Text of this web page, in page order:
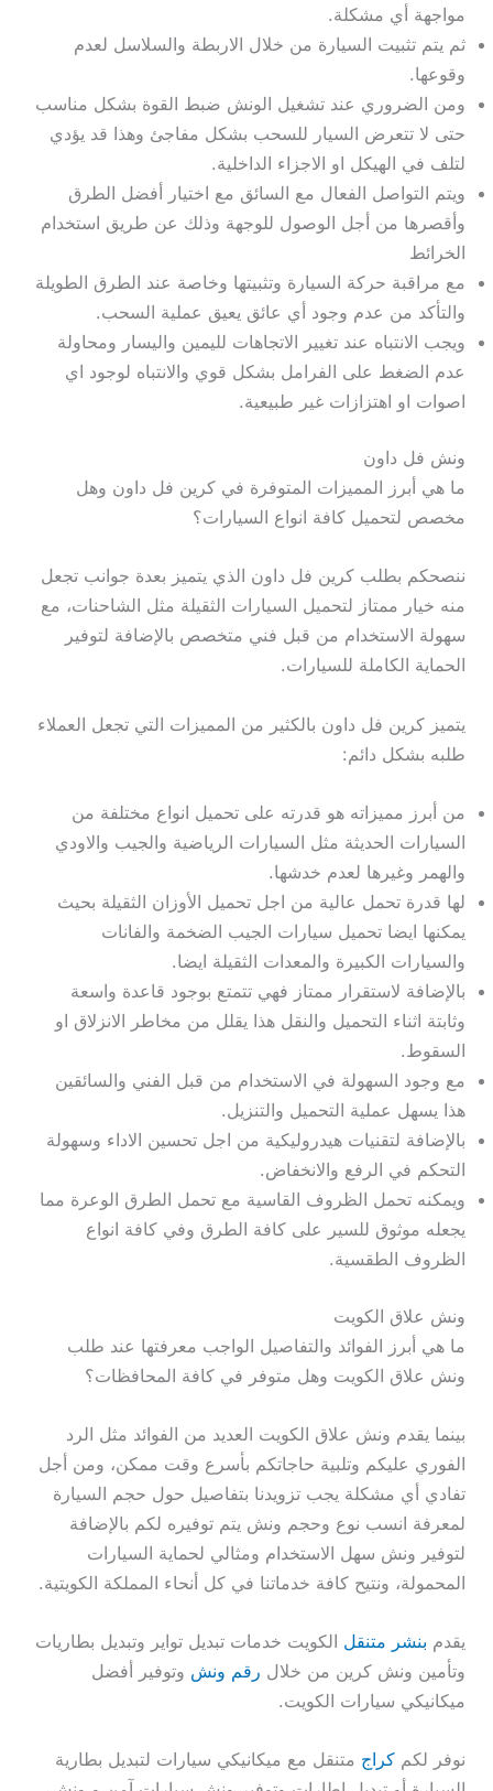
مواجهة أي مشكلة.
ثم يتم تثبيت السيارة من خلال الاربطة والسلاسل لعدم
وقوعها.
ومن الضروري عند تشغيل الونش ضبط القوة بشكل مناسب
حتى لا تتعرض السيار للسحب بشكل مفاجئ وهذا قد يؤدي
لتلف في الهيكل او الاجزاء الداخلية.
ويتم التواصل الفعال مع السائق مع اختيار أفضل الطرق
وأقصرها من أجل الوصول للوجهة وذلك عن طريق استخدام
الخرائط
مع مراقبة حركة السيارة وتثبيتها وخاصة عند الطرق الطويلة
والتأكد من عدم وجود أي عائق يعيق عملية السحب.
ويجب الانتباه عند تغيير الاتجاهات لليمين واليسار ومحاولة
عدم الضغط على الفرامل بشكل قوي والانتباه لوجود اي
اصوات او اهتزازات غير طبيعية.
ونش فل داون
ما هي أبرز المميزات المتوفرة في كرين فل داون وهل
مخصص لتحميل كافة انواع السيارات؟
ننصحكم بطلب كرين فل داون الذي يتميز بعدة جوانب تجعل
منه خيار ممتاز لتحميل السيارات الثقيلة مثل الشاحنات، مع
سهولة الاستخدام من قبل فني متخصص بالإضافة لتوفير
الحماية الكاملة للسيارات.
يتميز كرين فل داون بالكثير من المميزات التي تجعل العملاء
طلبه بشكل دائم:
من أبرز مميزاته هو قدرته على تحميل انواع مختلفة من
السيارات الحديثة مثل السيارات الرياضية والجيب والاودي
والهمر وغيرها لعدم خدشها.
لها قدرة تحمل عالية من اجل تحميل الأوزان الثقيلة بحيث
يمكنها ايضا تحميل سيارات الجيب الضخمة والفانات
والسيارات الكبيرة والمعدات الثقيلة ايضا.
بالإضافة لاستقرار ممتاز فهي تتمتع بوجود قاعدة واسعة
وثابتة اثناء التحميل والنقل هذا يقلل من مخاطر الانزلاق او
السقوط.
مع وجود السهولة في الاستخدام من قبل الفني والسائقين
هذا يسهل عملية التحميل والتنزيل.
بالإضافة لتقنيات هيدروليكية من اجل تحسين الاداء وسهولة
التحكم في الرفع والانخفاض.
ويمكنه تحمل الظروف القاسية مع تحمل الطرق الوعرة مما
يجعله موثوق للسير على كافة الطرق وفي كافة انواع
الظروف الطقسية.
ونش علاق الكويت
ما هي أبرز الفوائد والتفاصيل الواجب معرفتها عند طلب
ونش علاق الكويت وهل متوفر في كافة المحافظات؟
بينما يقدم ونش علاق الكويت العديد من الفوائد مثل الرد
الفوري عليكم وتلبية حاجاتكم بأسرع وقت ممكن، ومن أجل
تفادي أي مشكلة يجب تزويدنا بتفاصيل حول حجم السيارة
لمعرفة انسب نوع وحجم ونش يتم توفيره لكم بالإضافة
لتوفير ونش سهل الاستخدام ومثالي لحماية السيارات
المحمولة، ونتيح كافة خدماتنا في كل أنحاء المملكة الكويتية.
يقدم بنشر متنقل الكويت خدمات تبديل تواير وتبديل بطاريات
وتأمين ونش كرين من خلال رقم ونش وتوفير أفضل
ميكانيكي سيارات الكويت.
نوفر لكمكراج متنقل مع ميكانيكي سيارات لتبديل بطارية